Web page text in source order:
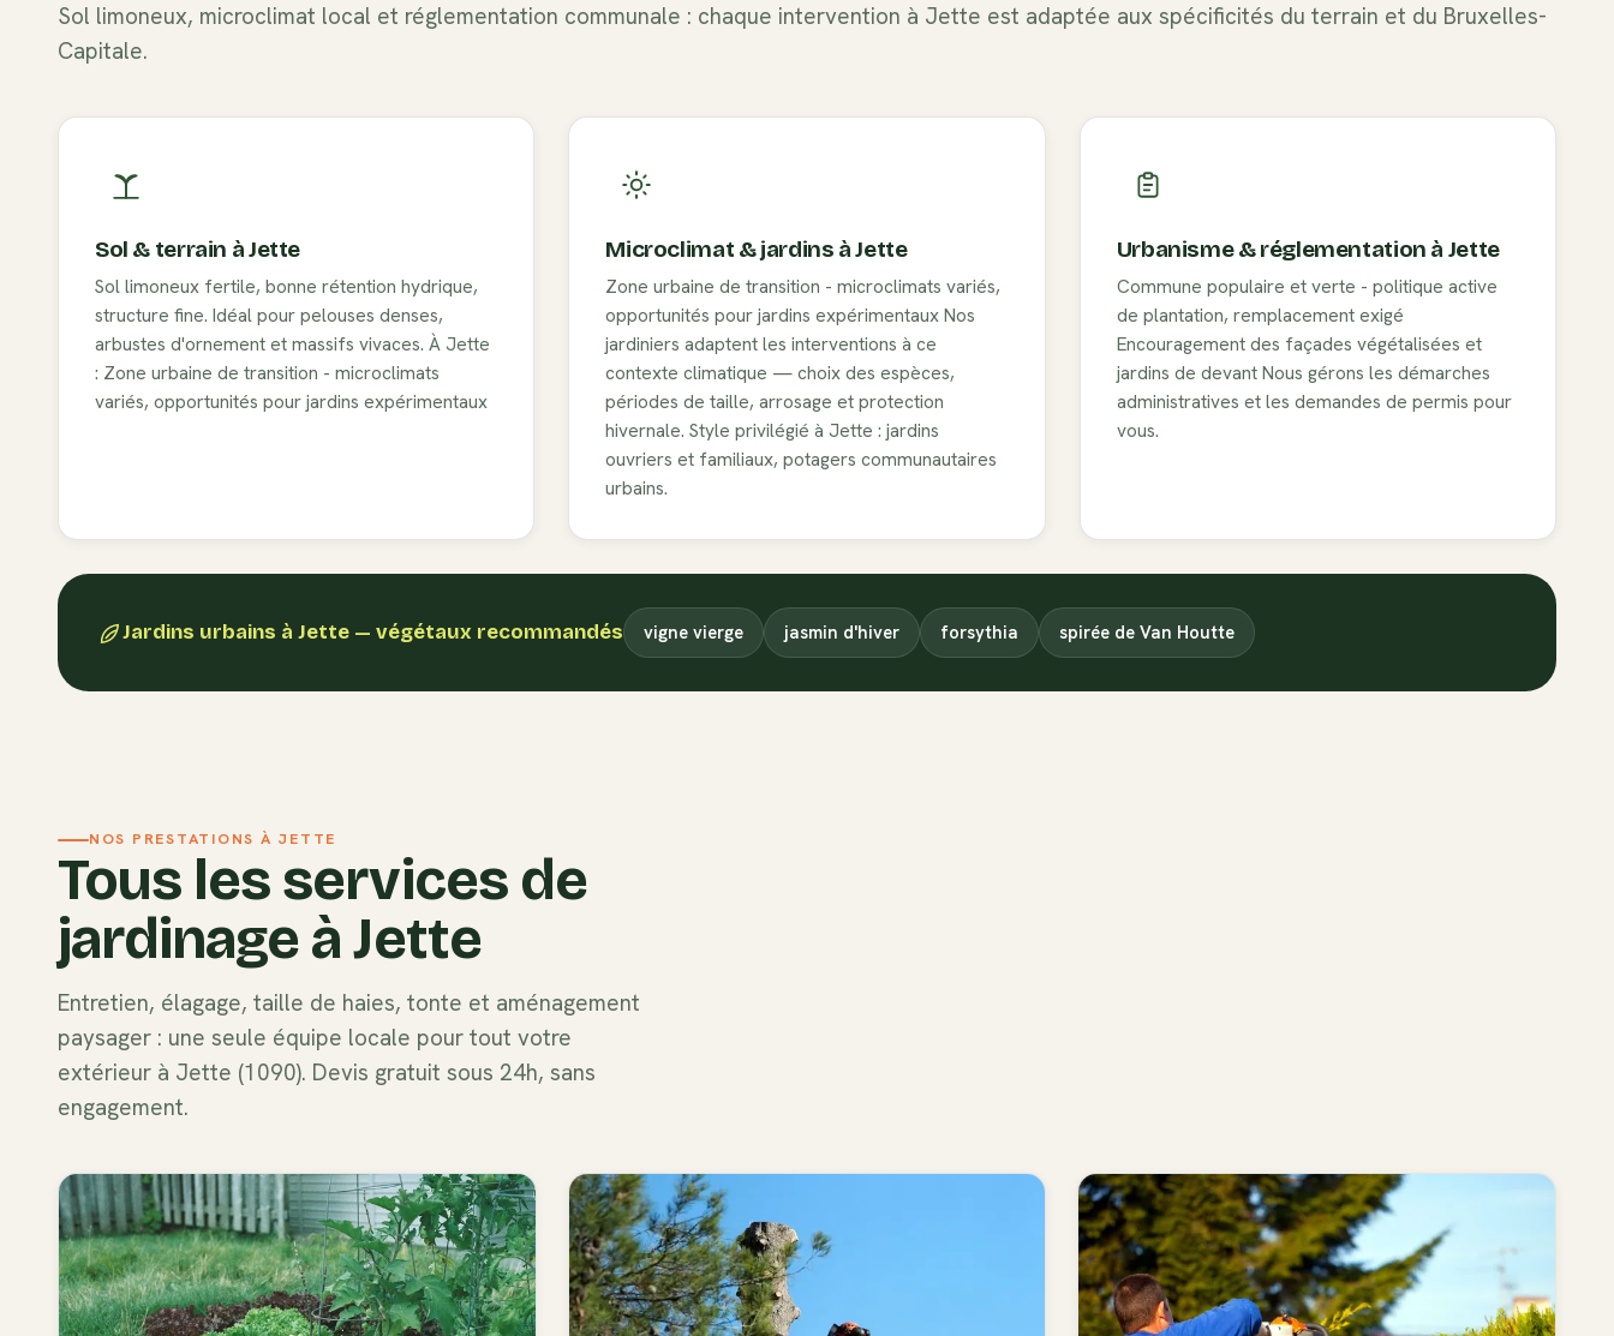
Sol limoneux, microclimat local et réglementation communale : chaque intervention à Jette est adaptée aux spécificités du terrain et du Bruxelles-
Capitale.
Sol & terrain àJette
Sol limoneux fertile, bonne rétention hydrique,
structure fine. Idéal pour pelouses denses,
arbustes d'ornement et massifs vivaces. À Jette
: Zone urbaine de transition - microclimats
variés, opportunités pour jardins expérimentaux
Microclimat & jardins àJette
Zone urbaine de transition - microclimats variés,
opportunités pour jardins expérimentaux Nos
jardiniers adaptent les interventions à ce
contexte climatique — choix des espèces,
périodes de taille, arrosage et protection
hivernale. Style privilégié à Jette :jardins
ouvriers et familiaux, potagers communautaires
urbains.
Urbanisme & réglementation à Jette
Commune populaire et verte - politique active
de plantation, remplacement exigé
Encouragement des façades végétalisées et
jardins de devant Nous gérons les démarches
administratives et les demandes de permis pour
vous.
Jardins urbains à Jette — végétaux recommandés vigne vierge jasmin d'hiver forsythia spirée de Van Houtte
NOS PRESTATIONS À JETTE
Tous les services de
jardinage àJette
Entretien, élagage, taille de haies, tonte et aménagement
paysager : une seule équipe locale pour tout votre
extérieur à Jette (1090). Devis gratuit sous 24h, sans
engagement.